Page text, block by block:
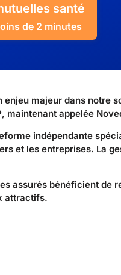
santé
de 2 minutes
enjeu majeur dans notre
, maintenant appelée
indépendante
et les entreprises. La
assurés bénéficient de
attractifs.